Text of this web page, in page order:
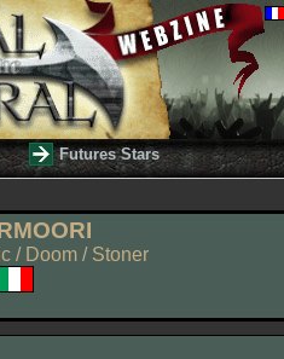
Futures Stars
/ Doom / Stoner